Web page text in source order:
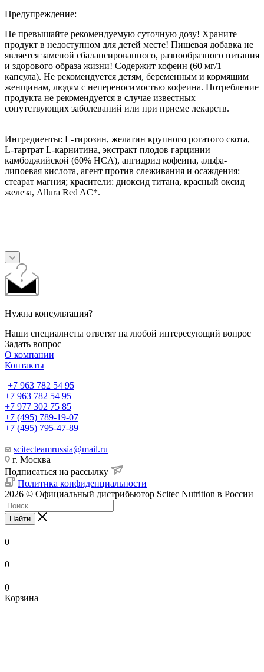
Предупреждение:
Не превышайте рекомендуемую суточную дозу! Храните
продукт в недоступном для детей месте! Пищевая добавка не
является заменой сбалансированного, разнообразного питания
и здорового образа жизни! Содержит кофеин (60 мг/1
капсула). Не рекомендуется детям, беременным и кормящим
женщинам, людям с непереносимостью кофеина. Потребление
продукта не рекомендуется в случае известных
сопутствующих заболеваний или при приеме лекарств.
Ингредиенты: L-тирозин, желатин крупного рогатого скота,
L-тартрат L-карнитина, экстракт плодов гарцинии
камбоджийской (60% HCA), ангидрид кофеина, альфа-
липоевая кислота, агент против слеживания и осаждения:
стеарат магния; красители: диоксид титана, красный оксид
железа, Allura Red AC*.
Нужна консультация?
Наши специалисты ответят на любой интересующий вопрос
Задать вопрос
О компании
Контакты
+7 963 782 54 95
+7 963 782 54 95
+7 977 302 75 85
+7 (495) 789-19-07
+7 (495) 795-47-89
scitecteamrussia@mail.ru
г. Москва
Подписаться на рассылку
Политика конфиденциальности
2026 © Официальный дистрибьютор Scitec Nutrition в России
Найти
0
0
0
Корзина